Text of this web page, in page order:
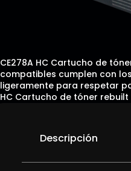
CE278A HC Cartucho de
compatibles cumplen con
ligeramente para respetar
HC Cartucho de tóner
Descripción